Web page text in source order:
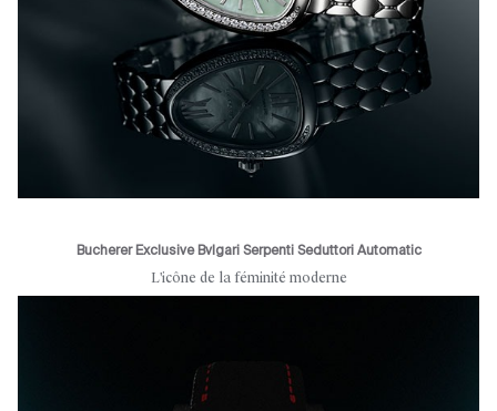
Bucherer Exclusive Bvlgari Serpenti Seduttori Automatic
L'icône de la féminité moderne